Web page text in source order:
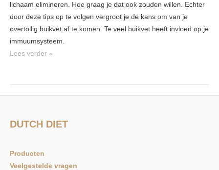
lichaam elimineren. Hoe graag je dat ook zouden willen. Echter
door deze tips op te volgen vergroot je de kans om van je
overtollig buikvet af te komen. Te veel buikvet heeft invloed op je
immuumsysteem.
Lees verder »
DUTCH DIET
Producten
Veelgestelde vragen